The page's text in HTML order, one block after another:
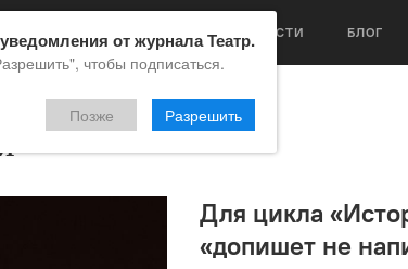
НОВОСТИ БЛОГ
Для цикла
«допишет не
от журнала Театр.
чтобы подписаться.
Позже Разрешить